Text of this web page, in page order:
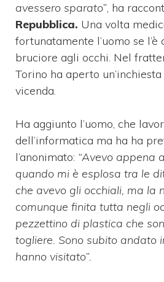
avessero sparato”, ha
Repubblica. Una volta
fortunatamente l’uomo se l’è
bruciore agli occhi. Nel
Torino ha aperto
vicenda.
Ha aggiunto l’uomo, che
dell’informatica ma ha ha
l’anonimato: “Avevo appena
quando mi è esplosa tra le
che avevo gli occhiali, ma la
comunque finita tutta negli
pezzettino di plastica che
togliere. Sono subito andato
hanno visitato”.